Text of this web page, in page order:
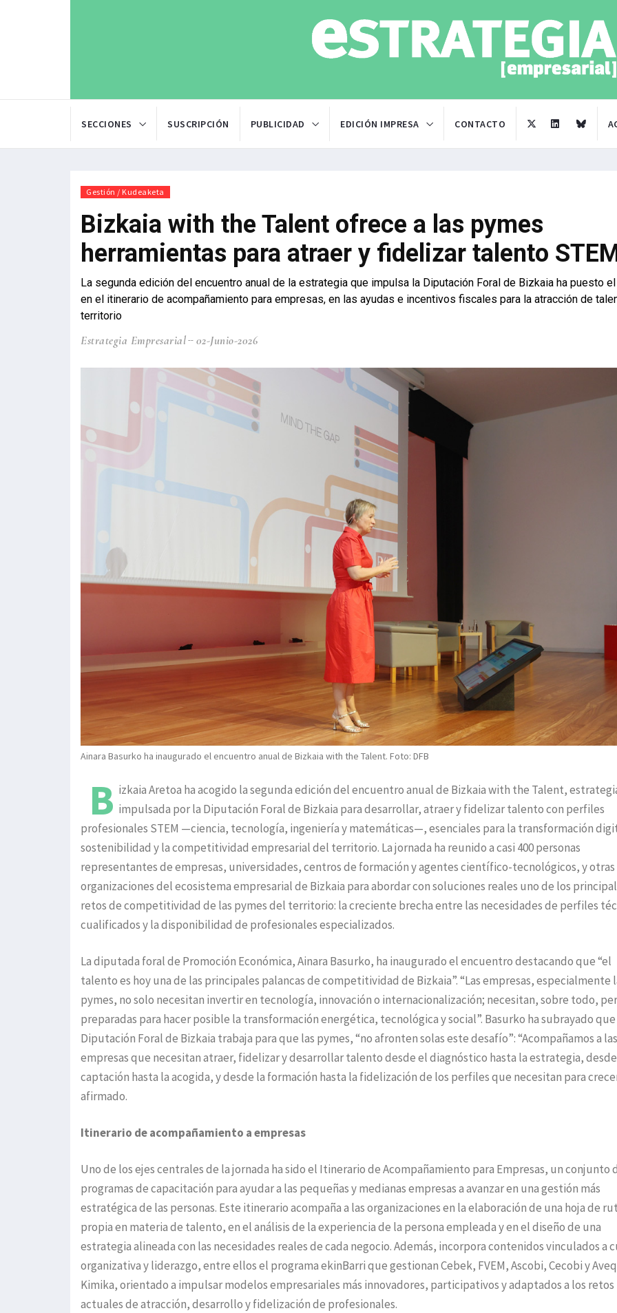
SECCIONES SUSCRIPCIÓN PUBLICIDAD EDICIÓN IMPRESA CONTACTO
Gestión / Kudeaketa
Bizkaia with the Talent ofrece a las pymes
herramientas para atraer y fidelizar talento
La segunda edición del encuentro anual de la estrategia que impulsa la Diputación Foral de Bizkaia ha puesto
en el itinerario de acompañamiento para empresas, en las ayudas e incentivos fiscales para la atracción de
territorio
Estrategia Empresarial 02-Junio-2026
Ainara Basurko ha inaugurado el encuentro anual de Bizkaia with the Talent. Foto: DFB
B izkaia Aretoa ha acogido la segunda edición del encuentro anual de Bizkaia with the Talent,
impulsada por la Diputación Foral de Bizkaia para desarrollar, atraer y fidelizar talento con perfiles
profesionales STEM —ciencia, tecnología, ingeniería y matemáticas—, esenciales para la transformación
sostenibilidad y la competitividad empresarial del territorio. La jornada ha reunido a casi 400 personas
representantes de empresas, universidades, centros de formación y agentes científico-tecnológicos, y otras
organizaciones del ecosistema empresarial de Bizkaia para abordar con soluciones reales uno de los
retos de competitividad de las pymes del territorio: la creciente brecha entre las necesidades de perfiles
cualificados y la disponibilidad de profesionales especializados.
La diputada foral de Promoción Económica, Ainara Basurko, ha inaugurado el encuentro destacando que “el
talento es hoy una de las principales palancas de competitividad de Bizkaia”. “Las empresas, especialmente
pymes, no solo necesitan invertir en tecnología, innovación o internacionalización; necesitan, sobre todo,
preparadas para hacer posible la transformación energética, tecnológica y social”. Basurko ha subrayado
Diputación Foral de Bizkaia trabaja para que las pymes, “no afronten solas este desafío”: “Acompañamos a las
empresas que necesitan atraer, fidelizar y desarrollar talento desde el diagnóstico hasta la estrategia,
captación hasta la acogida, y desde la formación hasta la fidelización de los perfiles que necesitan para
afirmado.
Itinerario de acompañamiento a empresas
Uno de los ejes centrales de la jornada ha sido el Itinerario de Acompañamiento para Empresas, un conjunto
programas de capacitación para ayudar a las pequeñas y medianas empresas a avanzar en una gestión más
estratégica de las personas. Este itinerario acompaña a las organizaciones en la elaboración de una hoja de
propia en materia de talento, en el análisis de la experiencia de la persona empleada y en el diseño de una
estrategia alineada con las necesidades reales de cada negocio. Además, incorpora contenidos vinculados a
organizativa y liderazgo, entre ellos el programa ekinBarri que gestionan Cebek, FVEM, Ascobi, Cecobi y
Kimika, orientado a impulsar modelos empresariales más innovadores, participativos y adaptados a los retos
actuales de atracción, desarrollo y fidelización de profesionales.